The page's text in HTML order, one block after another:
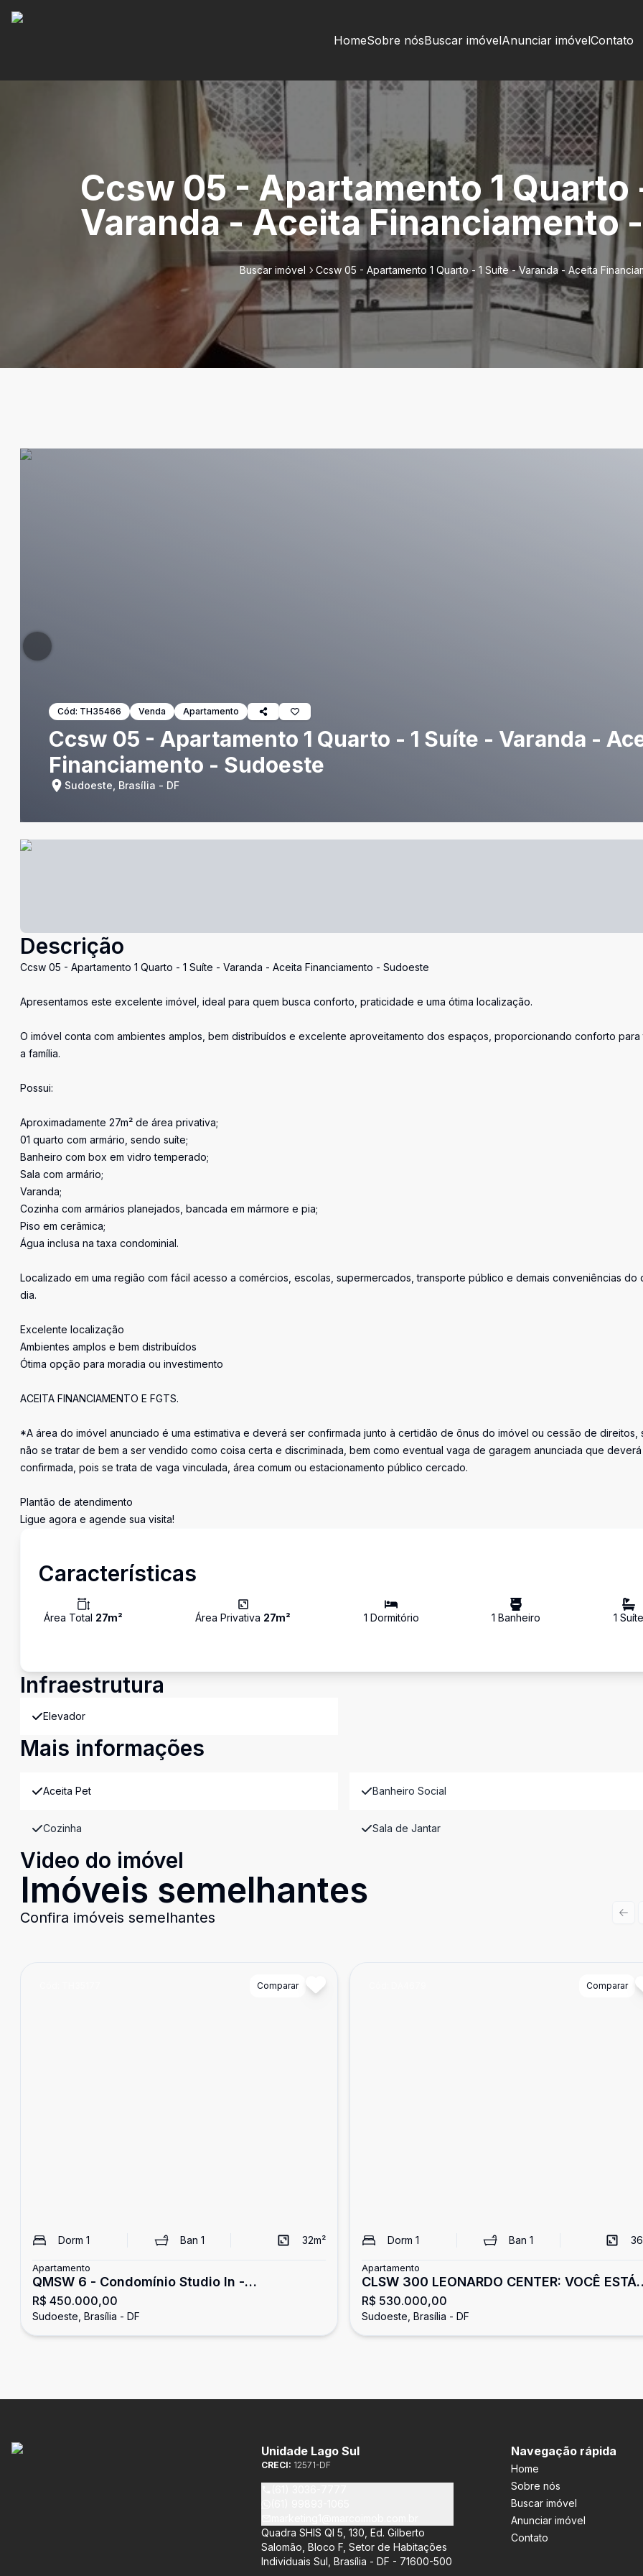
HomeSobre nósBuscar imóvelAnunciar imóvelContato
Ccsw 05 - Apartamento 1 Quarto
Varanda - Aceita Financiamento
Buscar imóvel Ccsw 05 - Apartamento 1 Quarto - 1 Suíte - Varanda - Aceita
Cód: TH35466 Venda Apartamento
Ccsw 05 - Apartamento 1 Quarto - 1 Suíte - Varanda -
Financiamento - Sudoeste
Sudoeste, Brasília - DF
Descrição
Ccsw 05 - Apartamento 1 Quarto - 1 Suíte - Varanda - Aceita Financiamento - Sudoeste
Apresentamos este excelente imóvel, ideal para quem busca conforto, praticidade e uma ótima localização.
O imóvel conta com ambientes amplos, bem distribuídos e excelente aproveitamento dos espaços, proporcionando conforto para
a família.
Possui:
Aproximadamente 27m² de área privativa;
01 quarto com armário, sendo suíte;
Banheiro com box em vidro temperado;
Sala com armário;
Varanda;
Cozinha com armários planejados, bancada em mármore e pia;
Piso em cerâmica;
Água inclusa na taxa condominial.
Localizado em uma região com fácil acesso a comércios, escolas, supermercados, transporte público e demais conveniências do
dia.
Excelente localização
Ambientes amplos e bem distribuídos
Ótima opção para moradia ou investimento
ACEITA FINANCIAMENTO E FGTS.
*A área do imóvel anunciado é uma estimativa e deverá ser confirmada junto à certidão de ônus do imóvel ou cessão de direitos,
não se tratar de bem a ser vendido como coisa certa e discriminada, bem como eventual vaga de garagem anunciada que
confirmada, pois se trata de vaga vinculada, área comum ou estacionamento público cercado.
Plantão de atendimento
Ligue agora e agende sua visita!
Características
Área Total 27m² Área Privativa 27m² 1 Dormitório 1 Banheiro 1 Suíte
Infraestrutura
Elevador
Mais informações
Aceita Pet Banheiro Social
Cozinha Sala de Jantar
Video do imóvel
Imóveis semelhantes
Confira imóveis semelhantes
Comparar
Dorm 1 Ban 1 32m²
Apartamento
QMSW 6 - Condomínio Studio In -
Apartamento com 1 quarto - reformado -
aceita financiamento - Sudoeste
R$ 450.000,00
Sudoeste, Brasília - DF
Comparar
Dorm 1 Ban1 36
Apartamento
CLSW 300 LEONARDO CENTER: VOCÊ ESTÁ
CANSADO DE PERDER AS MELHORES HORAS
DO SEU DIA?
R$ 530.000,00
Sudoeste, Brasília - DF
Unidade Lago Sul
CRECI: 12571-DF
Quadra SHIS QI 5, 130, Ed. Gilberto
Salomão, Bloco F, Setor de Habitações
Individuais Sul, Brasília - DF - 71600-500
Navegação rápida
Home
Sobre nós
Buscar imóvel
Anunciar imóvel
Contato